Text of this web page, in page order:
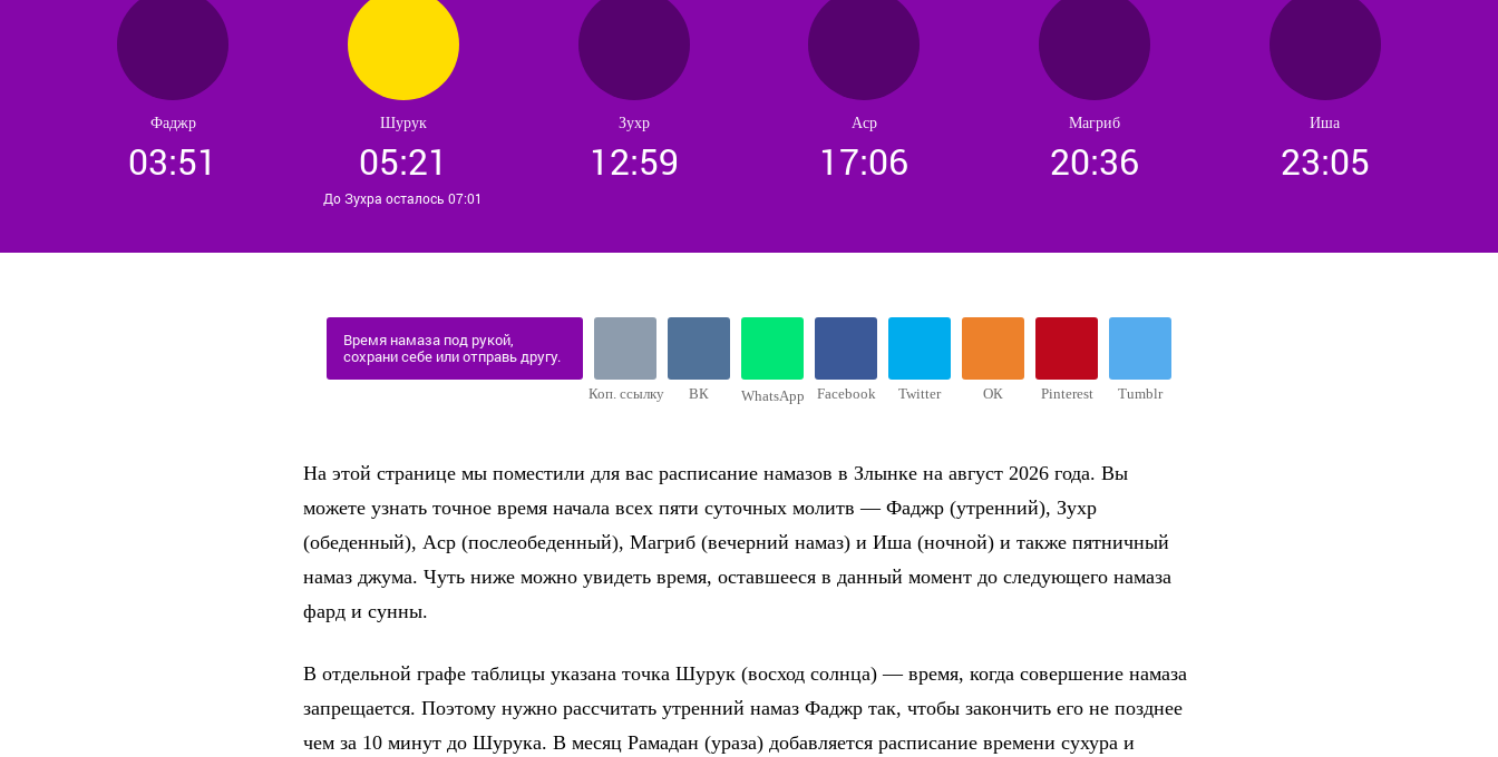
Фаджр
03:51
Шурук
05:21
До Зухра осталось 07:01
Зухр
12:59
Аср
17:06
Магриб
20:36
Иша
23:05
Время намаза под рукой,
сохрани себе или отправь другу.
Коп. ссылку ВК WhatsApp Facebook Twitter ОК Pinterest Tumblr
На этой странице мы поместили для вас расписание намазов в Злынке на август 2026 года. Вы
можете узнать точное время начала всех пяти суточных молитв — Фаджр (утренний), Зухр
(обеденный), Аср (послеобеденный), Магриб (вечерний намаз) и Иша (ночной) и также пятничный
намаз джума. Чуть ниже можно увидеть время, оставшееся в данный момент до следующего намаза
фард и сунны.
В отдельной графе таблицы указана точка Шурук (восход солнца) — время, когда совершение намаза
запрещается. Поэтому нужно рассчитать утренний намаз Фаджр так, чтобы закончить его не позднее
чем за 10 минут до Шурука. В месяц Рамадан (ураза) добавляется расписание времени сухура и